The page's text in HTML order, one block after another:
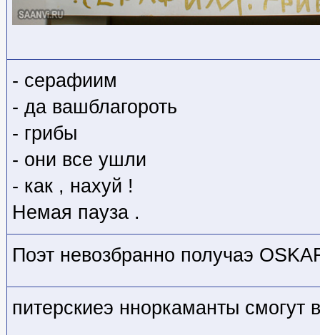
- серафиим
- да вашблагороть
- грибы
- они все ушли
- как , нахуй !
Немая пауза .
Поэт невозбранно получаэ
питерскиеэ нноркаманты смогут